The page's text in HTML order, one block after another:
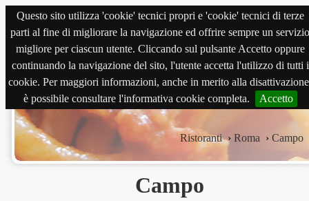
Questo sito utilizza 'cookie' tecnici propri e 'cookie' tecnici di terze
parti al fine di migliorare la navigazione ed offrire sempre un servizio
migliore per ciascun utente. Cliccando sul pulsante Accetto oppure
continuando la navigazione del sito, l'utente accetta l'utilizzo di tutti i
cookie. Per maggiori informazioni, anche in merito alla
è possibile consultare l'informativa cookie completa.
Accetto
magnabene.com
Ristoranti › Roma › Campo
Campo